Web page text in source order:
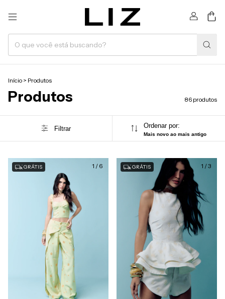
Início > Produtos
Produtos 86 produtos
Filtrar Ordenar por:
Mais novo ao mais antigo
1 / 6
GRÁTIS 1 /3
GRÁTIS